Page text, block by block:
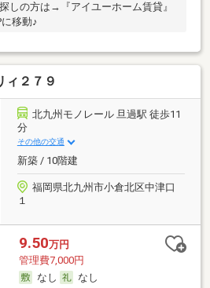
しの方は→『アイユーホーム賃貸』
移動♪
ィ２７９
北九州モノレール 旦過駅 徒歩11
分
その他の交通
新築 / 10階建
福岡県北九州市小倉北区中津口
１
9.50万円
管理費7,000円
なし
なし